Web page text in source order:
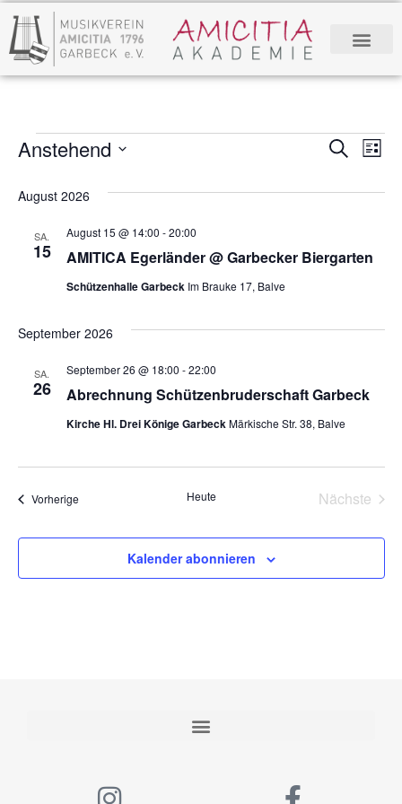
Suche
Liste
Anstehend
August 2026
SA.
15 AMITICA Egerländer @ Garbecker Biergarten
August 15 @ 14:00 -20:00
Schützenhalle Garbeck Im Brauke 17, Balve
September 2026
SA.
26 Abrechnung Schützenbruderschaft Garbeck
September 26 @ 18:00 -22:00
Kirche Hl. Drei Könige GarbeckMärkische Str. 38, Balve
VorherigeVeranstaltungen Heute Nächste
Kalender abonnieren